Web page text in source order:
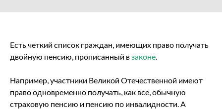
Есть четкий список граждан, имеющих право получать
двойную пенсию, прописанный взаконе.
Например, участники Великой Отечественной имеют
право одновременно получать, как все, обычную
страховую пенсию и пенсию по инвалидности. А